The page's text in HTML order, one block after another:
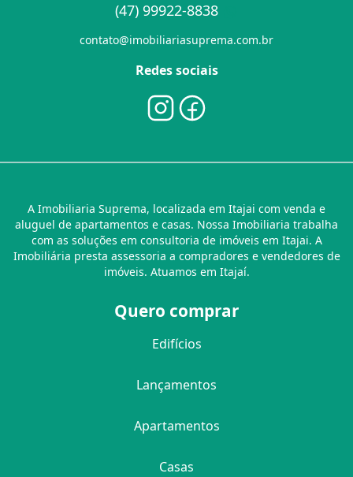
(47) 99922-8838
contato@imobiliariasuprema.com.br
Redes sociais
A Imobiliaria Suprema, localizada em Itajai com venda e
aluguel de apartamentos e casas. Nossa Imobiliaria trabalha
com as soluções em consultoria de imóveis em Itajai. A
Imobiliária presta assessoria a compradores e vendedores de
imóveis. Atuamos em Itajaí.
Quero comprar
Edifícios
Lançamentos
Apartamentos
Casas